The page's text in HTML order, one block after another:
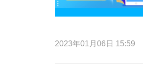
2023年01月06日 15:59